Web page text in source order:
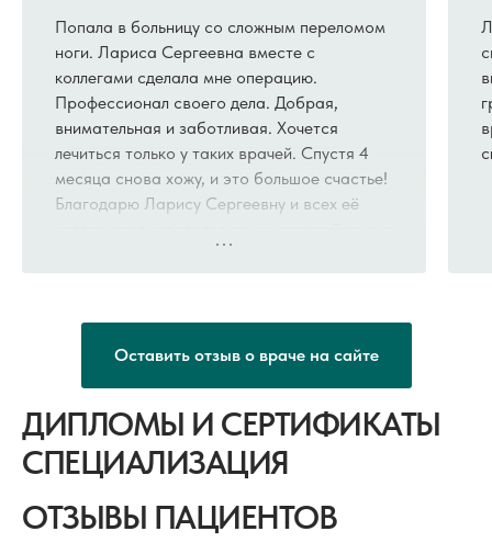
Попала в больницу со сложным переломом
ноги. Лариса Сергеевна вместе с
коллегами сделала мне операцию.
Профессионал своего дела. Добрая,
внимательная и заботливая. Хочется
лечиться только у таких врачей. Спустя 4
месяца снова хожу, и это большое счастье!
Благодарю Ларису Сергеевну и всех её
Оставить отзыв о враче на сайте
ДИПЛОМЫ И СЕРТИФИКАТЫ
СПЕЦИАЛИЗАЦИЯ
ОТЗЫВЫ ПАЦИЕНТОВ